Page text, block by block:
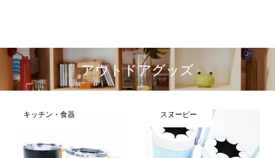
アウトドアグッズ
キッチン・食器 スヌーピー